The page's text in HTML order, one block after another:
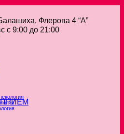
Флерова 4 “А”
с 9:00 до 21:00